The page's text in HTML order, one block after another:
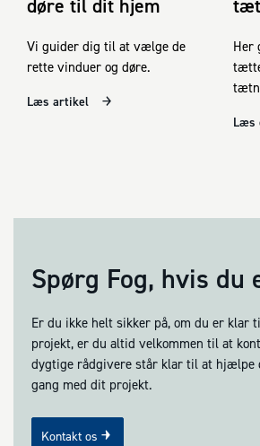
døre til dit hjem
Vi guider dig til at vælge de
rette vinduer og døre.
Læs artikel
Her
Læs
Spørg Fog, hvis
Er du ikke helt sikker på, om du er klar
projekt, er du altid velkommen til at
dygtige rådgivere står klar til at hjælpe
gang med dit projekt.
Kontakt os